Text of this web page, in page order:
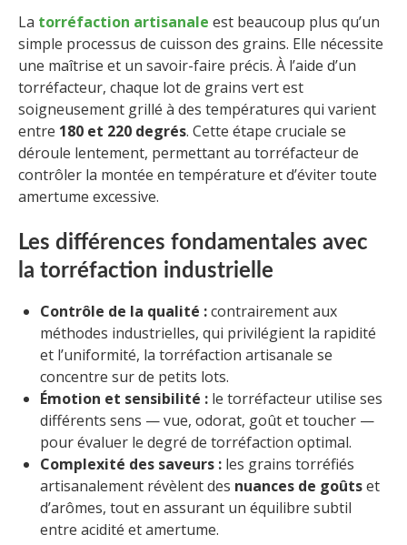
La torréfaction artisanale est beaucoup plus qu’un
simple processus de cuisson des grains. Elle nécessite
une maîtrise et un savoir-faire précis. À l’aide d’un
torréfacteur, chaque lot de grains vert est
soigneusement grillé à des températures qui varient
entre 180 et 220 degrés. Cette étape cruciale se
déroule lentement, permettant au torréfacteur de
contrôler la montée en température et d’éviter toute
amertume excessive.
Les différences fondamentales avec
la torréfaction industrielle
Contrôle de la qualité :contrairement aux
méthodes industrielles, qui privilégient la rapidité
et l’uniformité, la torréfaction artisanale se
concentre sur de petits lots.
Émotion et sensibilité : le torréfacteur utilise ses
différents sens — vue, odorat, goût et toucher —
pour évaluer le degré de torréfaction optimal.
Complexité des saveurs : les grains torréfiés
artisanalement révèlent des nuances de goûtset
d’arômes, tout en assurant un équilibre subtil
entre acidité et amertume.